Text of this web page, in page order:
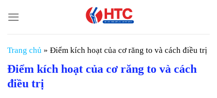
đến
nội
dung
Trang chủ » Điểm kích hoạt của cơ răng to và cách điều trị
Điểm kích hoạt của cơ răng to và cách
điều trị